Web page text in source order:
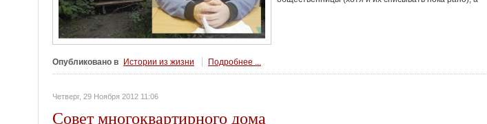
Опубликовано в Истории из жизни Подробнее ...
Четверг, 29 Ноября 2012 11:06
Совет многоквартирного дома